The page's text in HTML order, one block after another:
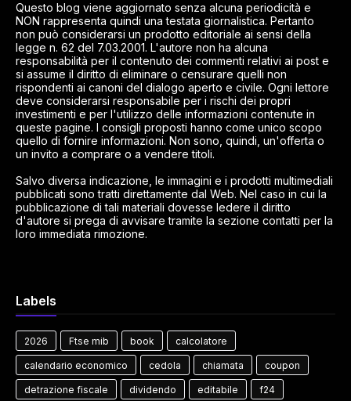
Questo blog viene aggiornato senza alcuna periodicità e
NON rappresenta quindi una testata giornalistica. Pertanto
non può considerarsi un prodotto editoriale ai sensi della
legge n. 62 del 7.03.2001. L'autore non ha alcuna
responsabilità per il contenuto dei commenti relativi ai post e
si assume il diritto di eliminare o censurare quelli non
rispondenti ai canoni del dialogo aperto e civile. Ogni lettore
deve considerarsi responsabile per i rischi dei propri
investimenti e per l'utilizzo delle informazioni contenute in
queste pagine. I consigli proposti hanno come unico scopo
quello di fornire informazioni. Non sono, quindi, un'offerta o
un invito a comprare o a vendere titoli.
Salvo diversa indicazione, le immagini e i prodotti multimediali
pubblicati sono tratti direttamente dal Web. Nel caso in cui la
pubblicazione di tali materiali dovesse ledere il diritto
d'autore si prega di avvisare tramite la sezione contatti per la
loro immediata rimozione.
Labels
2026 Ftse mib book calcolatore
calendario economico cedola chiamata coupon
detrazione fiscale dividendo editabile f24